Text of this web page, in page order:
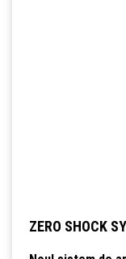
ZERO SHOCK